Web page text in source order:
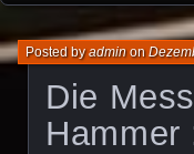
Die
Hammer
Posted byadminon